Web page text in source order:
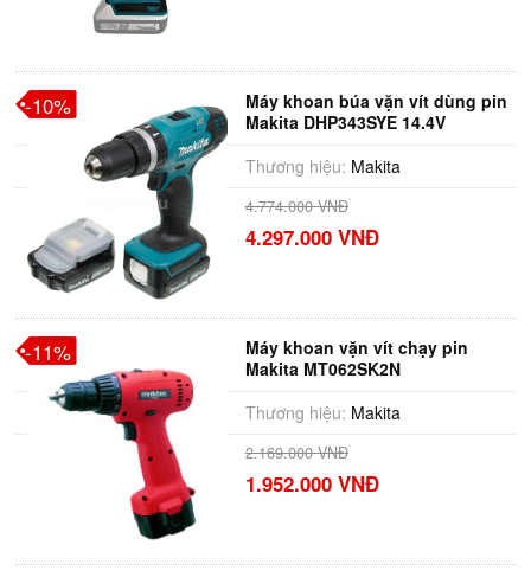
Máy khoan búa vặn vít dùng pin
Makita DHP343SYE 14.4V
Thương hiệu: Makita
4.774.000 VNĐ
4.297.000 VNĐ
-10%
Máy khoan vặn vít chạy pin
Makita MT062SK2N
Thương hiệu: Makita
2.169.000 VNĐ
1.952.000 VNĐ
-11%